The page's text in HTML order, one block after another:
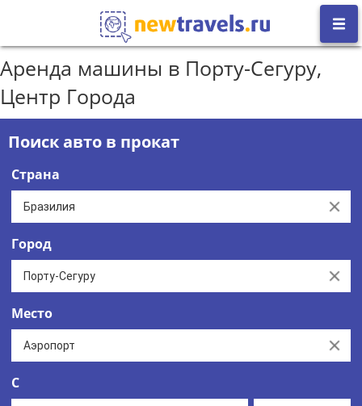
Аренда машины в Порту-Сегуру,
Центр Города
Поиск авто в прокат
Страна
Clear
Город
Clear
Место
Clear
С